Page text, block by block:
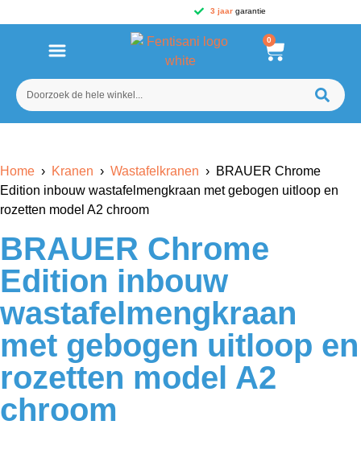
3 jaargarantie
0
Home › Kranen › Wastafelkranen › BRAUER Chrome
Edition inbouw wastafelmengkraan met gebogen uitloop en
rozetten model A2 chroom
BRAUER Chrome
Edition inbouw
wastafelmengkraan
met gebogen uitloop en
rozetten model A2
chroom